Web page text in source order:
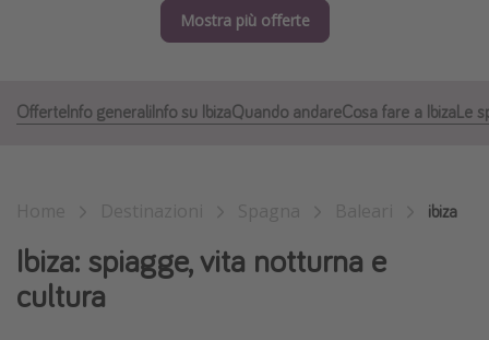
Vacanze last minute
Vacanze estate 2026
Vacanze al mare
Viaggi per single
Mostra più offerte
OfferteInfo generaliInfo su IbizaQuando andareCosa fare a IbizaLe
ibiza
Ibiza: spiagge, vita notturna e
cultura